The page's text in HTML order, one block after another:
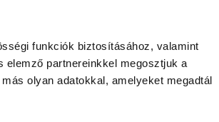
funkciók biztosításához, valamint
elemző partnereinkkel megosztjuk a
olyan adatokkal, amelyeket megadtál